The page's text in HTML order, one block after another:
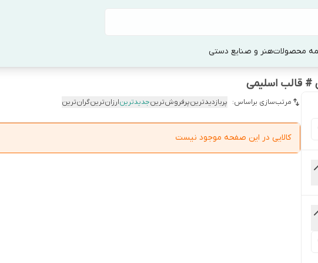
محصولاتهنر و صنایع دستی
# قالب اسلیمی
مرتب‌سازی براساس: پربازدیدترینپرفروش‌ترینجدیدترینارزان‌ترینگران‌ترین
کالایی در این صفحه موجود نیست